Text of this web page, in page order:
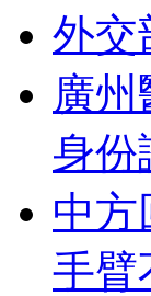
外交
廣
身份
中方
手臂